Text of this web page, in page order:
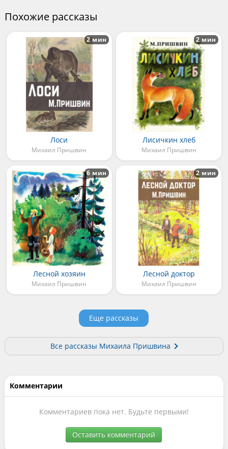
Похожие рассказы
Лоси
Михаил Пришвин
2 мин
Лисичкин хлеб
Михаил Пришвин
2 мин
Лесной хозяин
Михаил Пришвин
6 мин
Лесной доктор
Михаил Пришвин
2 мин
Еще рассказы
Все рассказы Михаила Пришвина
Комментарии
Комментариев пока нет. Будьте первыми!
Оставить комментарий